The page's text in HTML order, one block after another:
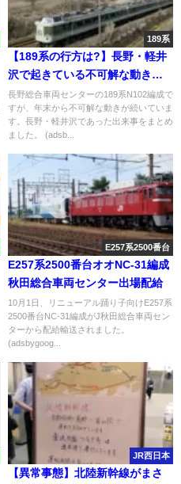
189系
【189系の行方は?】長野・軽井
沢で起きている不可解な動きま
とめ
長野総合車両センターの189系N102編成で
すが、年末から不可解な動きが続いていま
す。長野・軽井沢であった出来事をまとめ
ました。 (adsb...
E257系2500番台
E257系2500番台オオNC-31編成
秋田総合車両センター出場配給
10月1日、リニューアル踊り子向けE257系
2500番台NC-31編成がJ秋田総合車両セン
ターから配給輸送されました。
(adsbygoog...
JR西日本
【異常事態】北陸新幹線がまさ